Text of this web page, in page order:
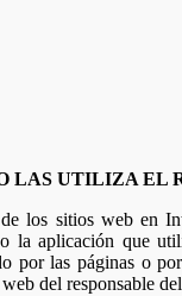
LAS UTILIZA EL
los sitios web en
la aplicación que
por las páginas o
del responsable